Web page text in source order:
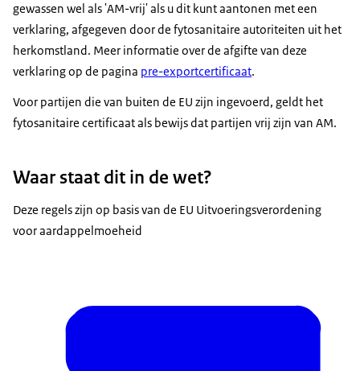
gewassen wel als 'AM-vrij' als u dit kunt aantonen met een
verklaring, afgegeven door de fytosanitaire autoriteiten uit het
herkomstland. Meer informatie over de afgifte van deze
verklaring op de pagina pre-exportcertificaat.
Voor partijen die van buiten de EU zijn ingevoerd, geldt het
fytosanitaire certificaat als bewijs dat partijen vrij zijn van AM.
Waar staat dit in de wet?
Deze regels zijn op basis van de EU Uitvoeringsverordening
voor aardappelmoeheid